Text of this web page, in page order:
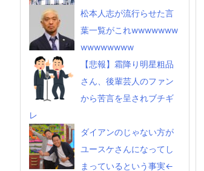
松本人志が流行らせた言
葉一覧がこれwwwwwww
wwwwwwww
【悲報】霜降り明星粗品
さん、後輩芸人のファン
から苦言を呈されブチギ
レ
ダイアンのじゃない方が
ユースケさんになってし
まっているという事実←